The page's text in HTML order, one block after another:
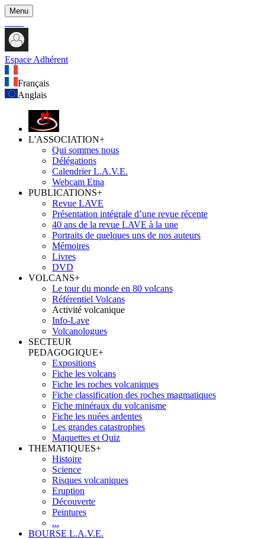
Menu
Espace Adhérent
Français
Anglais
L'ASSOCIATION+
Qui sommes nous
Délégations
Calendrier L.A.V.E.
Webcam Etna
PUBLICATIONS+
Revue LAVE
Présentation intégrale d’une revue récente
40 ans de la revue LAVE à la une
Portraits de quelques uns de nos auteurs
Mémoires
Livres
DVD
VOLCANS+
Le tour du monde en 80 volcans
Référentiel Volcans
Activité volcanique
Info-Lave
Volcanologues
SECTEUR
PEDAGOGIQUE+
Expositions
Fiche les volcans
Fiche les roches volcaniques
Fiche classification des roches magmatiques
Fiche minéraux du volcanisme
Fiche les nuées ardentes
Les grandes catastrophes
Maquettes et Quiz
THEMATIQUES+
Histoire
Science
Risques volcaniques
Eruption
Découverte
Peintures
...
BOURSE L.A.V.E.